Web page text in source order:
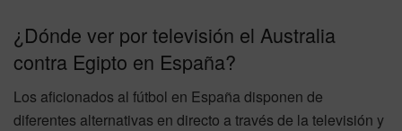
¿Dónde ver por televisión el Australia
contra Egipto en España?
Los aficionados al fútbol en España disponen de
diferentes alternativas en directo a través de la televisión y